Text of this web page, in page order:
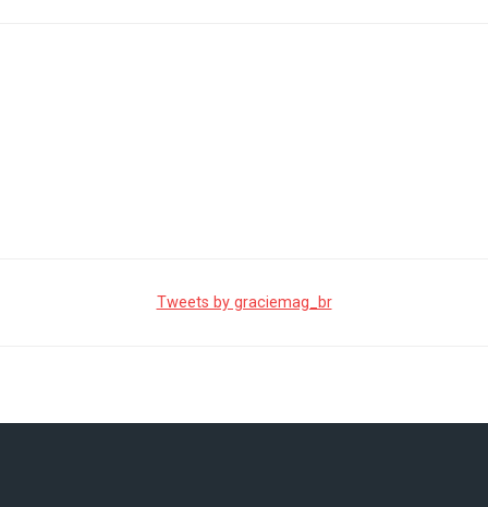
Tweets by graciemag_br